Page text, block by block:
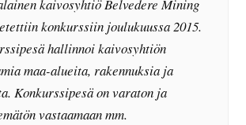
kaivosyhtiö Belvedere Mining
konkurssiin joulukuussa 2015.
hallinnoi kaivosyhtiön
maa-alueita, rakennuksia ja
Konkurssipesä on varaton ja
vastaamaan mm.